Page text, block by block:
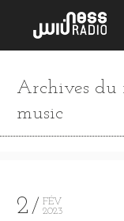
CHERRY
Zilo & Austin
NESS LIVE !
Archives du
music
2
FÉV
2023